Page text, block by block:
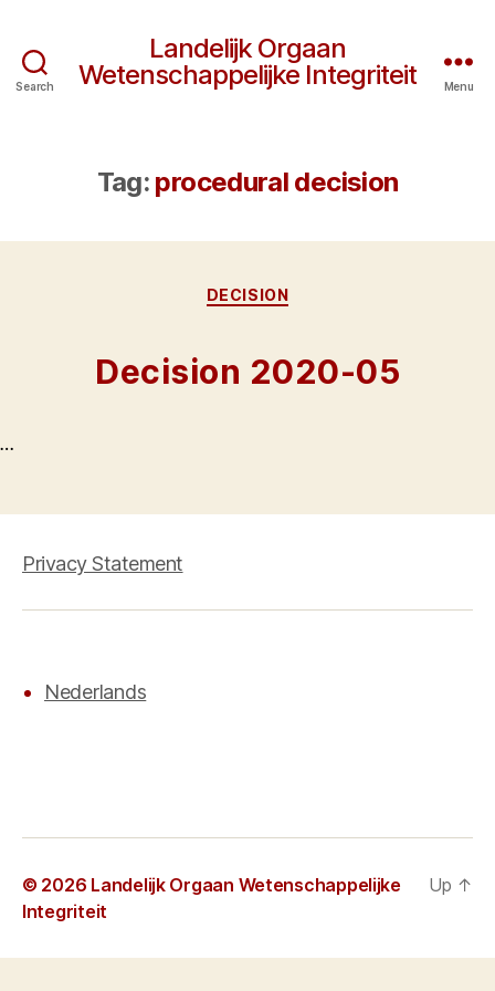
Search
Landelijk Orgaan
Wetenschappelijke Integriteit
Menu
Tag: procedural decision
Categories
DECISION
Decision 2020-05
…
Privacy Statement
Nederlands
© 2026 Landelijk Orgaan Wetenschappelijke
Integriteit
Up ↑